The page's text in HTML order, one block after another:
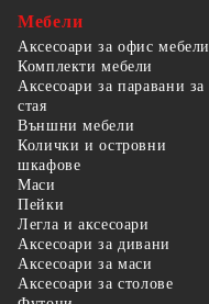
Мебели
Аксесоари за офис мебели
Комплекти мебели
Аксесоари за паравани за
стая
Външни мебели
Колички и островни
шкафове
Маси
Пейки
Легла и аксесоари
Аксесоари за дивани
Аксесоари за маси
Аксесоари за столове